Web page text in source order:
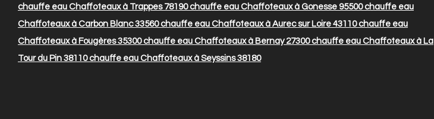
chauffe eau Chaffoteaux à Trappes 78190chauffe eau Chaffoteaux à Gonesse 95500chauffe eau
Chaffoteaux à Carbon Blanc 33560chauffe eau Chaffoteaux à Aurec sur Loire 43110chauffe eau
Chaffoteaux à Fougères 35300chauffe eau Chaffoteaux à Bernay 27300chauffe eau Chaffoteaux à La
Tour du Pin 38110chauffe eau Chaffoteaux à Seyssins 38180